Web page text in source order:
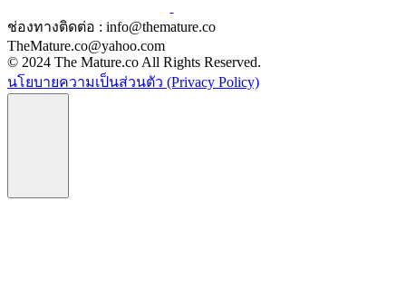
ช่องทางติดต่อ : info@themature.co
TheMature.co@yahoo.com
© 2024 The Mature.co All Rights Reserved.
นโยบายความเป็นส่วนตัว (Privacy Policy)